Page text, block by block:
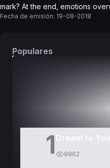
mark? At the end, emotions
Fecha de emisión: 19-08-2018
Populares
1 9962